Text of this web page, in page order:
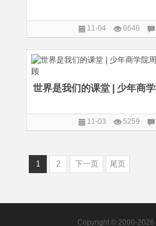
11-04 6646
11-03 5259
1 2 下一页 尾页
Copyright © 2000-2026